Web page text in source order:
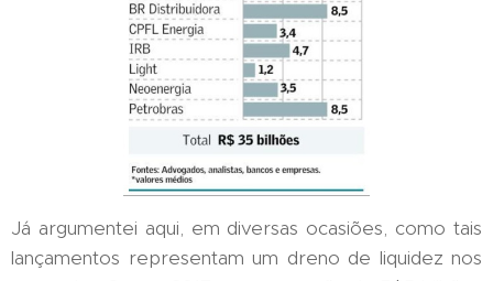
Já argumentei aqui, em diversas ocasiões, como tais
lançamentos representam um dreno de liquidez nos